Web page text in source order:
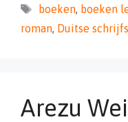
Tags
boeken, boeken
roman, Duitse
Arezu